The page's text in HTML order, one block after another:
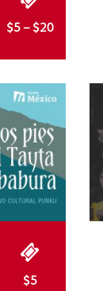
$5 – $20
$5